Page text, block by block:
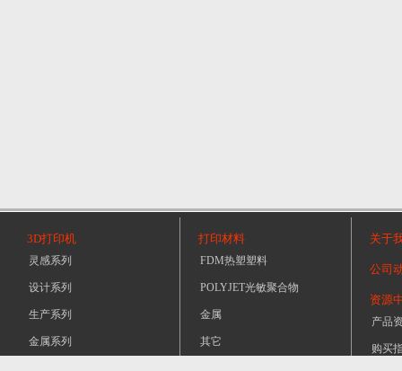
3D打印机
灵感系列
设计系列
生产系列
金属系列
打印材料
FDM热塑塑料
POLYJET光敏聚合物
金属
其它
关于
公司
资源
产品
购买